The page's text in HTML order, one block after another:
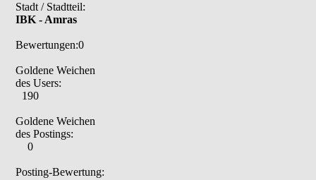
Stadt / Stadtteil:
IBK - Amras
Bewertungen:0
Goldene Weichen
des Users:
190
Goldene Weichen
des Postings:
0
Posting-Bewertung: